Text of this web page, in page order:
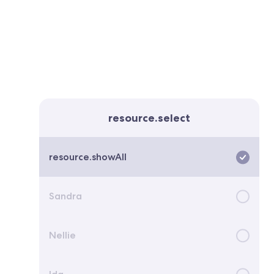
resource.select
resource.showAll
Sandra
Nellie